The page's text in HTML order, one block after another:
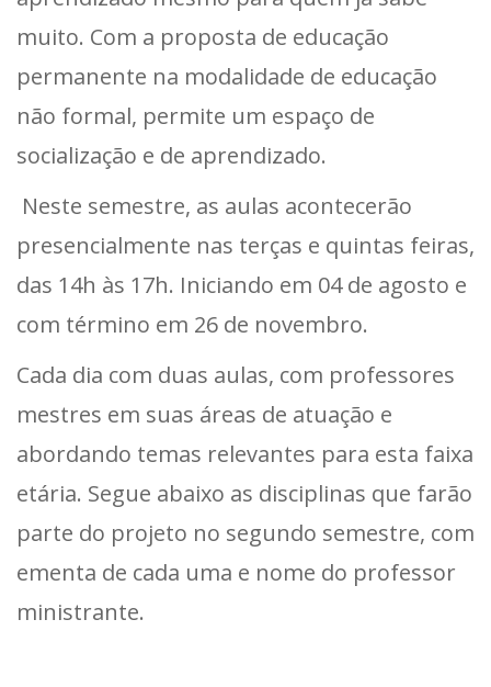
muito. Com a proposta de educação
permanente na modalidade de educação
não formal, permite um espaço de
socialização e de aprendizado.
Neste semestre, as aulas acontecerão
presencialmente nas terças e quintas feiras,
das 14h às 17h. Iniciando em 04 de agosto e
com término em 26 de novembro.
Cada dia com duas aulas, com professores
mestres em suas áreas de atuação e
abordando temas relevantes para esta faixa
etária. Segue abaixo as disciplinas que farão
parte do projeto no segundo semestre, com
ementa de cada uma e nome do professor
ministrante.